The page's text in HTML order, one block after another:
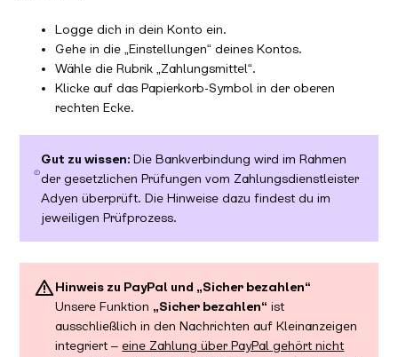
Logge dich in dein Konto ein.
Gehe in die „Einstellungen“ deines Kontos.
Wähle die Rubrik „Zahlungsmittel“.
Klicke auf das Papierkorb-Symbol in der oberen
rechten Ecke.
Gut zu wissen:Die Bankverbindung wird im Rahmen
der gesetzlichen Prüfungen vom Zahlungsdienstleister
Adyen überprüft. Die Hinweise dazu findest du im
jeweiligen Prüfprozess.
Hinweis zu PayPal und „Sicher bezahlen“
Unsere Funktion „Sicher bezahlen“ ist
ausschließlich in den Nachrichten auf Kleinanzeigen
integriert –eine Zahlung über PayPal gehört nicht